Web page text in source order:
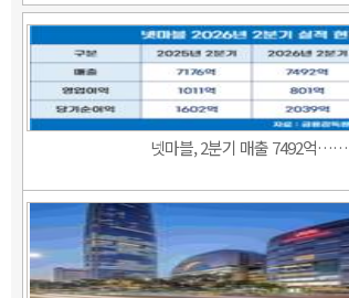
넷마블, 2분기 매출 7492억……